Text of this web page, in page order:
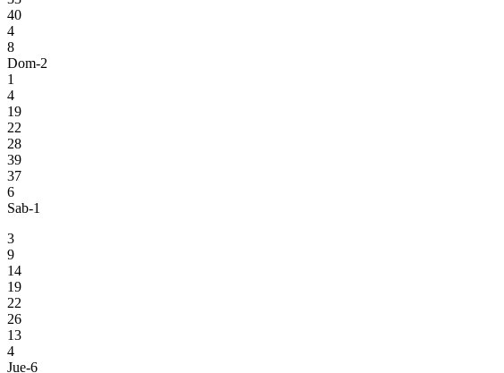
40
4
8
Dom-2
1
4
19
22
28
39
37
6
Sab-1
3
9
14
19
22
26
13
4
Jue-6